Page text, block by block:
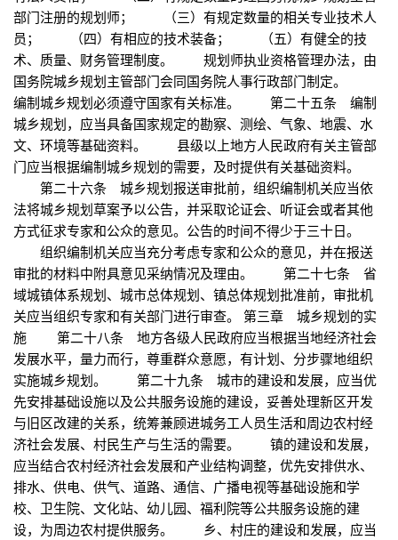
部门注册的规划师； （三）有规定数量的相关专业技术人
员； （四）有相应的技术装备； （五）有健全的技
术、质量、财务管理制度。 规划师执业资格管理办法，由
国务院城乡规划主管部门会同国务院人事行政部门制定。
编制城乡规划必须遵守国家有关标准。 第二十五条 编制
城乡规划，应当具备国家规定的勘察、测绘、气象、地震、水
文、环境等基础资料。 县级以上地方人民政府有关主管部
门应当根据编制城乡规划的需要，及时提供有关基础资料。
第二十六条 城乡规划报送审批前，组织编制机关应当依
法将城乡规划草案予以公告，并采取论证会、听证会或者其他
方式征求专家和公众的意见。公告的时间不得少于三十日。
组织编制机关应当充分考虑专家和公众的意见，并在报送
审批的材料中附具意见采纳情况及理由。 第二十七条 省
域城镇体系规划、城市总体规划、镇总体规划批准前，审批机
关应当组织专家和有关部门进行审查。 第三章 城乡规划的实
施 第二十八条 地方各级人民政府应当根据当地经济社会
发展水平，量力而行，尊重群众意愿，有计划、分步骤地组织
实施城乡规划。 第二十九条 城市的建设和发展，应当优
先安排基础设施以及公共服务设施的建设，妥善处理新区开发
与旧区改建的关系，统筹兼顾进城务工人员生活和周边农村经
济社会发展、村民生产与生活的需要。 镇的建设和发展，
应当结合农村经济社会发展和产业结构调整，优先安排供水、
排水、供电、供气、道路、通信、广播电视等基础设施和学
校、卫生院、文化站、幼儿园、福利院等公共服务设施的建
设，为周边农村提供服务。 乡、村庄的建设和发展，应当